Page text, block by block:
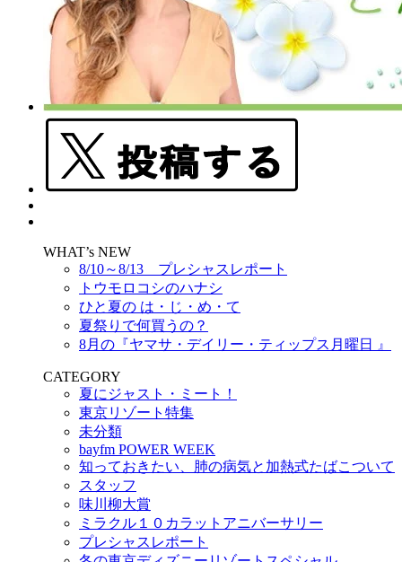
WHAT’s NEW
8/10～8/13 プレシャスレポート
トウモロコシのハナシ
ひと夏の は・じ・め・て
夏祭りで何買うの？
8月の『ヤマサ・デイリー・ティップス月曜日 』
CATEGORY
夏にジャスト・ミート！
東京リゾート特集
未分類
bayfm POWER WEEK
知っておきたい、肺の病気と加熱式たばこついて
スタッフ
味川柳大賞
ミラクル１０カラットアニバーサリー
プレシャスレポート